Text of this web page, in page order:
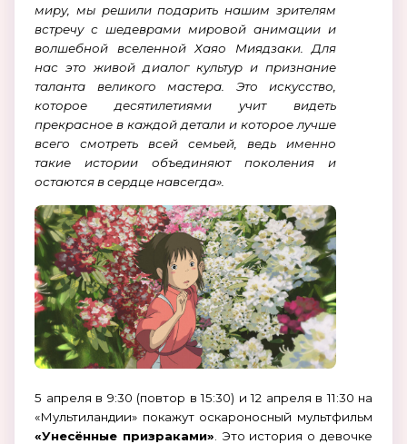
миру, мы решили подарить нашим зрителям
встречу с шедеврами мировой анимации и
волшебной вселенной Хаяо Миядзаки. Для
нас это живой диалог культур и признание
таланта великого мастера. Это искусство,
которое десятилетиями учит видеть
прекрасное в каждой детали и которое лучше
всего смотреть всей семьей, ведь именно
такие истории объединяют поколения и
остаются в сердце навсегда».
5 апреля в 9:30 (повтор в 15:30) и 12 апреля в 11:30 на
«Мультиландии» покажут оскароносный мультфильм
«Унесённые призраками» . Это история о девочке